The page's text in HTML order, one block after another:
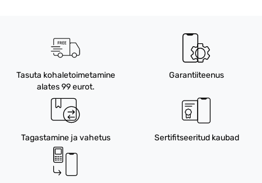
Tasuta kohaletoimetamine
alates 99 eurot.
Garantiiteenus
Tagastamine ja vahetus Sertifitseeritud kaubad